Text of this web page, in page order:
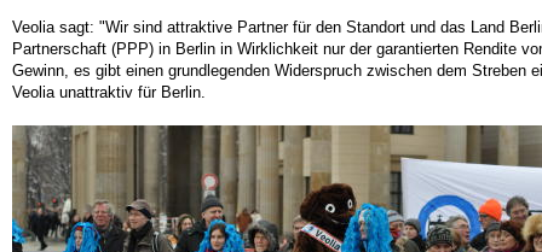
Veolia sagt: "Wir sind attraktive Partner für den Standort und das Land
Partnerschaft (PPP) in Berlin in Wirklichkeit nur der garantierten Rendite
Gewinn, es gibt einen grundlegenden Widerspruch zwischen dem
Veolia unattraktiv für Berlin.